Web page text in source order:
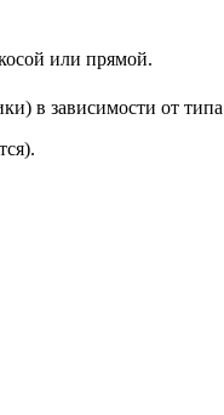
или прямой.
в зависимости от типа